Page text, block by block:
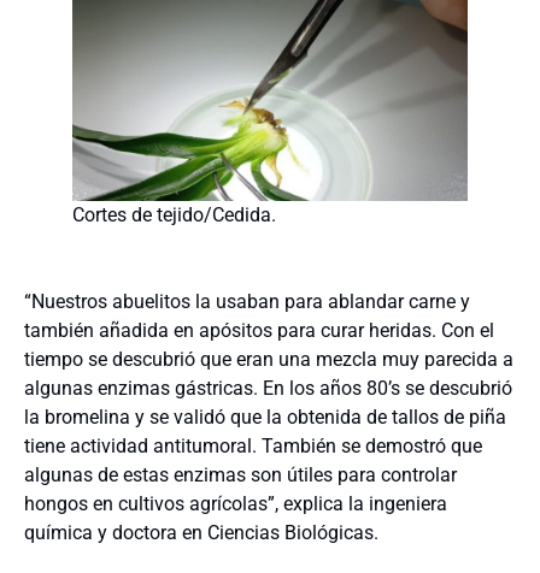
Cortes de tejido/Cedida.
“Nuestros abuelitos la usaban para ablandar carne y
también añadida en apósitos para curar heridas. Con el
tiempo se descubrió que eran una mezcla muy parecida a
algunas enzimas gástricas. En los años 80’s se descubrió
la bromelina y se validó que la obtenida de tallos de piña
tiene actividad antitumoral. También se demostró que
algunas de estas enzimas son útiles para controlar
hongos en cultivos agrícolas”, explica la ingeniera
química y doctora en Ciencias Biológicas.